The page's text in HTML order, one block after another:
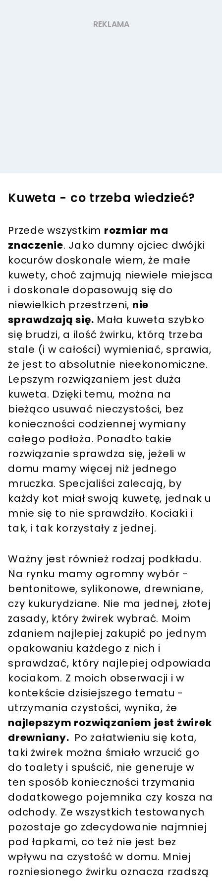
Kuweta - co trzeba wiedzieć?
Przede wszystkim rozmiar ma
znaczenie. Jako dumny ojciec dwójki
kocurów doskonale wiem, że małe
kuwety, choć zajmują niewiele miejsca
i doskonale dopasowują się do
niewielkich przestrzeni, nie
sprawdzają się. Mała kuweta szybko
się brudzi, a ilość żwirku, którą trzeba
stale (i w całości) wymieniać, sprawia,
że jest to absolutnie nieekonomiczne.
Lepszym rozwiązaniem jest duża
kuweta. Dzięki temu, można na
bieżąco usuwać nieczystości, bez
konieczności codziennej wymiany
całego podłoża. Ponadto takie
rozwiązanie sprawdza się, jeżeli w
domu mamy więcej niż jednego
mruczka. Specjaliści zalecają, by
każdy kot miał swoją kuwetę, jednak u
mnie się to nie sprawdziło. Kociaki i
tak, i tak korzystały z jednej.
Ważny jest również rodzaj podkładu.
Na rynku mamy ogromny wybór -
bentonitowe, sylikonowe, drewniane,
czy kukurydziane. Nie ma jednej, złotej
zasady, który żwirek wybrać. Moim
zdaniem najlepiej zakupić po jednym
opakowaniu każdego z nich i
sprawdzać, który najlepiej odpowiada
kociakom. Z moich obserwacji i w
kontekście dzisiejszego tematu -
utrzymania czystości, wynika, że
najlepszym rozwiązaniem jest żwirek
drewniany. Po załatwieniu się kota,
taki żwirek można śmiało wrzucić go
do toalety i spuścić, nie generuje w
ten sposób konieczności trzymania
dodatkowego pojemnika czy kosza na
odchody. Ze wszystkich testowanych
pozostaje go zdecydowanie najmniej
pod łapkami, co też nie jest bez
wpływu na czystość w domu. Mniej
rozniesionego żwirku oznacza rzadszą